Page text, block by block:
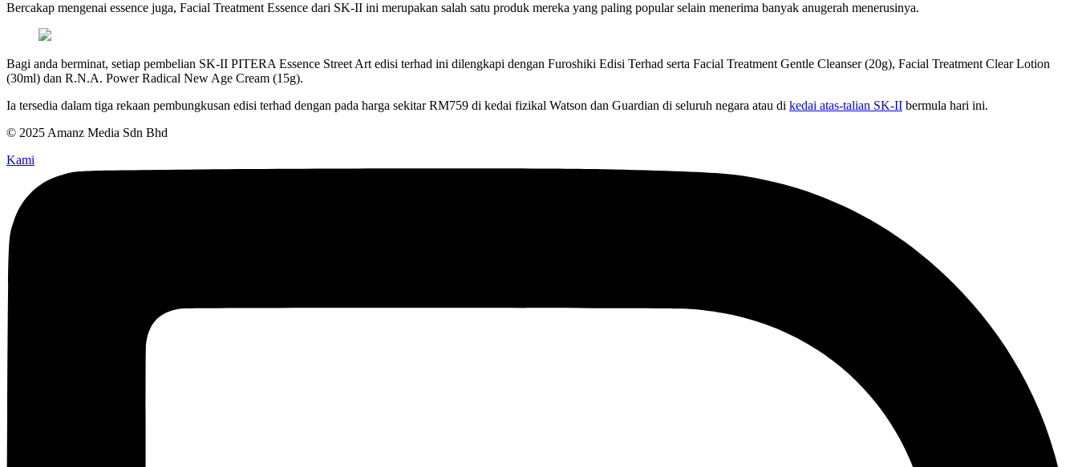
Bercakap mengenai essence juga, Facial Treatment Essence dari SK-II ini merupakan salah satu produk mereka yang paling popular selain menerima banyak anugerah menerusinya.
Bagi anda berminat, setiap pembelian SK-II PITERA Essence Street Art edisi terhad ini dilengkapi dengan Furoshiki Edisi Terhad serta Facial Treatment Gentle Cleanser (20g), Facial Treatment Clear Lotion
(30ml) dan R.N.A. Power Radical New Age Cream (15g).
Ia tersedia dalam tiga rekaan pembungkusan edisi terhad dengan pada harga sekitar RM759 di kedai fizikal Watson dan Guardian di seluruh negara atau di kedai atas-talian SK-II bermula hari ini.
© 2025 Amanz Media Sdn Bhd
Kami